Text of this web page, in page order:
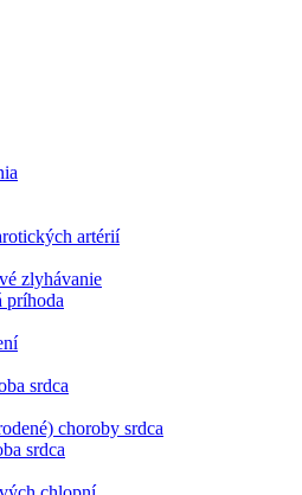
artérií
zlyhávanie
príhoda
srdca
choroby srdca
srdca